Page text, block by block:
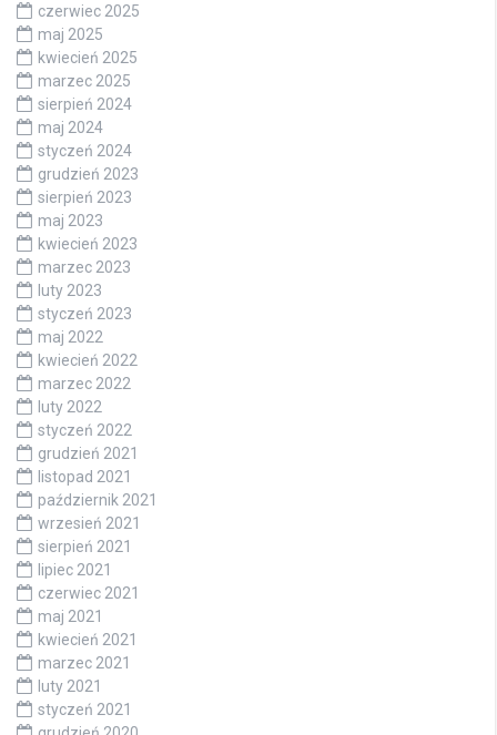
czerwiec 2025
maj 2025
kwiecień 2025
marzec 2025
sierpień 2024
maj 2024
styczeń 2024
grudzień 2023
sierpień 2023
maj 2023
kwiecień 2023
marzec 2023
luty 2023
styczeń 2023
maj 2022
kwiecień 2022
marzec 2022
luty 2022
styczeń 2022
grudzień 2021
listopad 2021
październik 2021
wrzesień 2021
sierpień 2021
lipiec 2021
czerwiec 2021
maj 2021
kwiecień 2021
marzec 2021
luty 2021
styczeń 2021